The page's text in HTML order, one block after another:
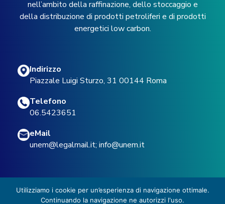
nell’ambito della raffinazione, dello stoccaggio e
della distribuzione di prodotti petroliferi e di prodotti
energetici low carbon.
Indirizzo
Piazzale Luigi Sturzo, 31 00144 Roma
Telefono
06.5423651
eMail
unem@legalmail.it; info@unem.it
Utilizziamo i cookie per un’esperienza di navigazione ottimale.
Continuando la navigazione ne autorizzi l'uso.